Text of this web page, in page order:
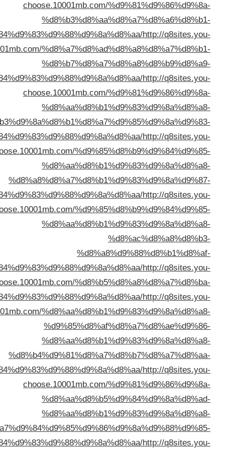
choose.10001mb.com/
choose.10001mb.com/
choose.10001mb.com/
choose.10001mb.com/
choose.10001mb.com/
choose.10001mb.com/
choose.10001mb.com/
choose.10001mb.com/